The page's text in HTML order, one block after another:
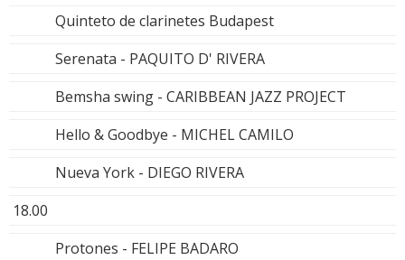
Quinteto de clarinetes Budapest
Serenata - PAQUITO D' RIVERA
Bemsha swing - CARIBBEAN JAZZ PROJECT
Hello & Goodbye - MICHEL CAMILO
Nueva York - DIEGO RIVERA
18.00
Protones - FELIPE BADARO